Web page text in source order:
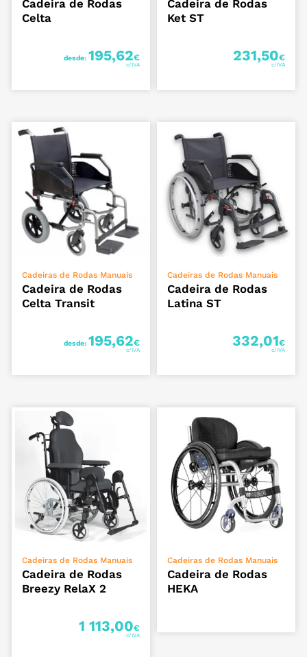
Cadeira de Rodas
Celta
desde: 195,62€
Cadeira de Rodas
Ket ST
231,50€
VER OPÇÕES
Cadeiras de Rodas Manuais
Cadeira de Rodas
Celta Transit
desde: 195,62€
VER OPÇÕES
Cadeiras de Rodas Manuais
Cadeira de Rodas
Latina ST
332,01€
VER OPÇÕES
Cadeiras de Rodas Manuais
Cadeira de Rodas
Breezy RelaX 2
1 113,00€
ADICIONAR
Cadeiras de Rodas Manuais
Cadeira de Rodas
HEKA